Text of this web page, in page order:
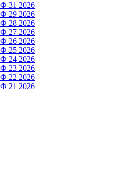
31 2026
29 2026
28 2026
27 2026
26 2026
25 2026
24 2026
23 2026
22 2026
21 2026